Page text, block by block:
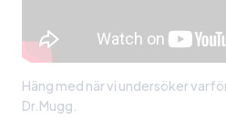
Häng med när vi undersöker
Dr.Mugg.